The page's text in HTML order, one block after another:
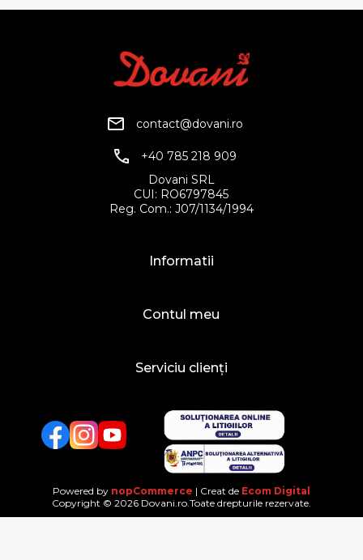
contact@dovani.ro
+40 785 218 909
Dovani SRL
CUI: RO6797845
Reg. Com.: J07/1134/1994
Informatii
Contul meu
Serviciu clienți
FacebookTwitterYouTube
Powered by nopCommerce | Creat de Ecom Digital
Copyright © 2026 Dovani.ro.Toate drepturile rezervate.